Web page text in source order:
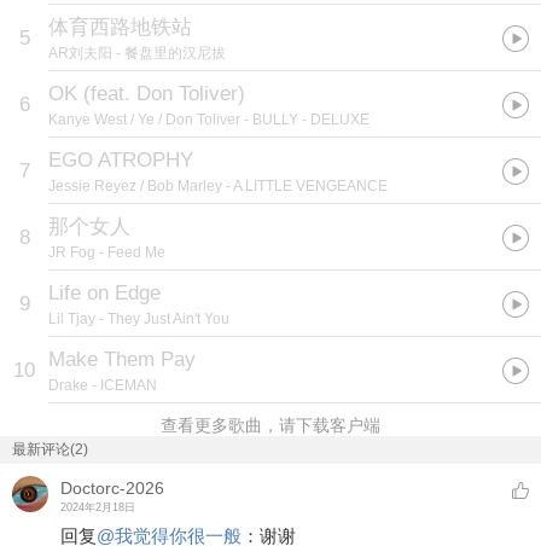
5 体育西路地铁站
AR刘夫阳 - 餐盘里的汉尼拔
6 OK (feat. Don Toliver)
Kanye West / Ye / Don Toliver - BULLY - DELUXE
7 EGO ATROPHY
Jessie Reyez / Bob Marley - A LITTLE VENGEANCE
8 那个女人
JR Fog - Feed Me
9 Life on Edge
Lil Tjay - They Just Ain't You
10 Make Them Pay
Drake - ICEMAN
查看更多歌曲，请下载客户端
最新评论(2)
Doctorc-2026
2024年2月18日
回复@我觉得你很一般 ： 谢谢